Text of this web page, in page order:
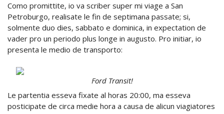
Como promittite, io va scriber super mi viage a San
Petroburgo, realisate le fin de septimana passate; si,
solmente duo dies, sabbato e dominica, in expectation de
vader pro un periodo plus longe in augusto. Pro initiar, io
presenta le medio de transporto:
Ford Transit!
Le partentia esseva fixate al horas 20:00, ma esseva
posticipate de circa medie hora a causa de alicun viagiatores